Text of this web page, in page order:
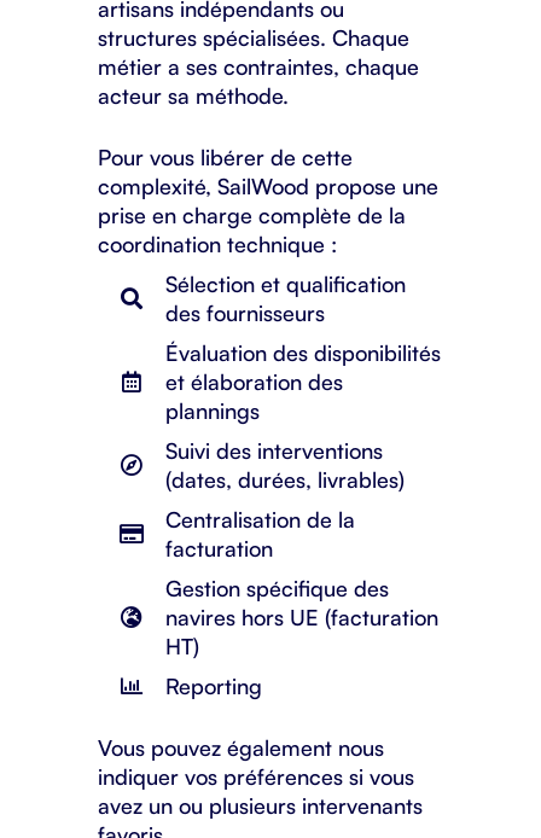
artisans indépendants ou
structures spécialisées. Chaque
métier a ses contraintes, chaque
acteur sa méthode.
Pour vous libérer de cette
complexité, SailWood propose une
prise en charge complète de la
coordination technique :
Sélection et qualification
des fournisseurs
Évaluation des disponibilités
et élaboration des
plannings
Suivi des interventions
(dates, durées, livrables)
Centralisation de la
facturation
Gestion spécifique des
navires hors UE (facturation
HT)
Reporting
Vous pouvez également nous
indiquer vos préférences si vous
avez un ou plusieurs intervenants